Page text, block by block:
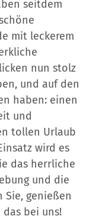
mit leckerem
nun stolz
und auf den
haben: einen
und
tollen Urlaub
wird es
das herrliche
und die
genießen
bei uns!